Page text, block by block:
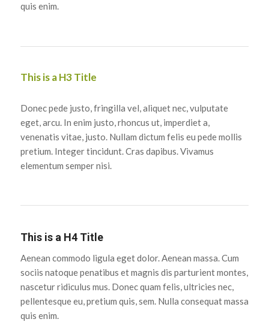
quis enim.
This is a H3 Title
Donec pede justo, fringilla vel, aliquet nec, vulputate
eget, arcu. In enim justo, rhoncus ut, imperdiet a,
venenatis vitae, justo. Nullam dictum felis eu pede mollis
pretium. Integer tincidunt. Cras dapibus. Vivamus
elementum semper nisi.
This is a H4 Title
Aenean commodo ligula eget dolor. Aenean massa. Cum
sociis natoque penatibus et magnis dis parturient montes,
nascetur ridiculus mus. Donec quam felis, ultricies nec,
pellentesque eu, pretium quis, sem. Nulla consequat massa
quis enim.